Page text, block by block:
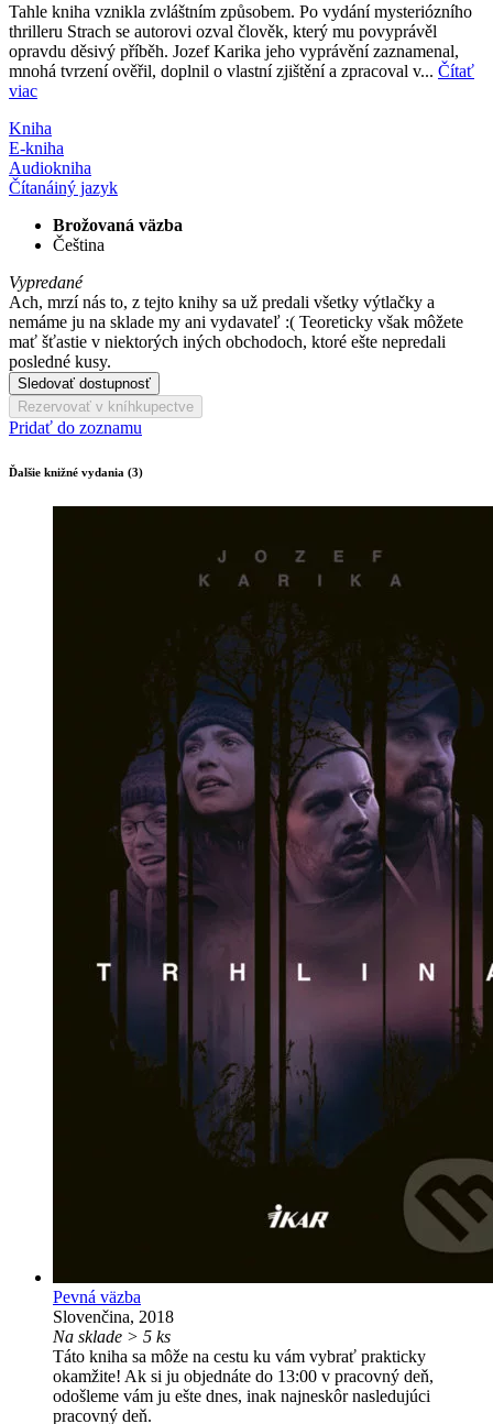
Tahle kniha vznikla zvláštním způsobem. Po vydání mysteriózního
thrilleru Strach se autorovi ozval člověk, který mu povyprávěl
opravdu děsivý příběh. Jozef Karika jeho vyprávění zaznamenal,
mnohá tvrzení ověřil, doplnil o vlastní zjištění a zpracoval v... Čítať
viac
Kniha
E-kniha
Audiokniha
Čítanáiný jazyk
Brožovaná väzba
Čeština
Vypredané
Ach, mrzí nás to, z tejto knihy sa už predali všetky výtlačky a
nemáme ju na sklade my ani vydavateľ :( Teoreticky však môžete
mať šťastie v niektorých iných obchodoch, ktoré ešte nepredali
posledné kusy.
Sledovať dostupnosť
Rezervovať v kníhkupectve
Pridať do zoznamu
Ďalšie knižné vydania (3)
Pevná väzba
Slovenčina, 2018
Na sklade > 5 ks
Táto kniha sa môže na cestu ku vám vybrať prakticky
okamžite! Ak si ju objednáte do 13:00 v pracovný deň,
odošleme vám ju ešte dnes, inak najneskôr nasledujúci
pracovný deň.